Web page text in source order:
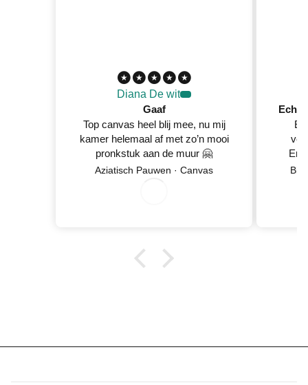
Diana De wit
Gaaf
Top canvas heel blij mee, nu mij
kamer helemaal af met zo’n mooi
pronkstuk aan de muur 🤗
Aziatisch Pauwen · Canvas
En